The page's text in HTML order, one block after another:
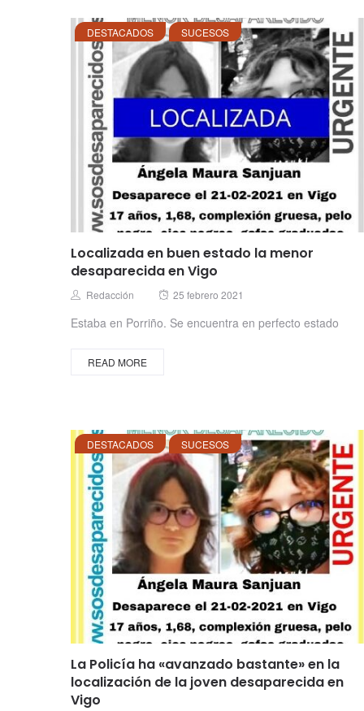
DESTACADOS SUCESOS
Localizada en buen estado la menor
desaparecida en Vigo
Author
Redacción
Posted
25 febrero 2021
Estaba en Porriño. Se encuentra en perfecto estado
READ MORE
DESTACADOS SUCESOS
La Policía ha «avanzado bastante» en la
localización de la joven desaparecida en
Vigo